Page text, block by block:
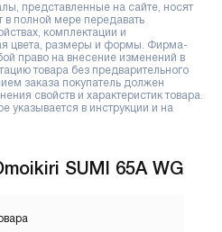
представленные на сайте, носят
в полной мере передавать
комплектации и
цвета, размеры и формы. Фирма-
право на внесение изменений в
товара без предварительного
заказа покупатель должен
свойств и характеристик товара.
указывается в инструкции и на
SUMI 65A WG